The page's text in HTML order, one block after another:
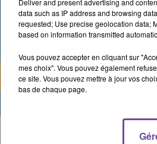
recherche son vendeur (H/F).
data such as IP address and browsing
requested; Use precise geolocation data;
based on information transmitted
Vous pouvez accepter en cliquant sur
mes choix". Vous pouvez également
ce site. Vous pouvez mettre à jour vos
bas de chaque page.